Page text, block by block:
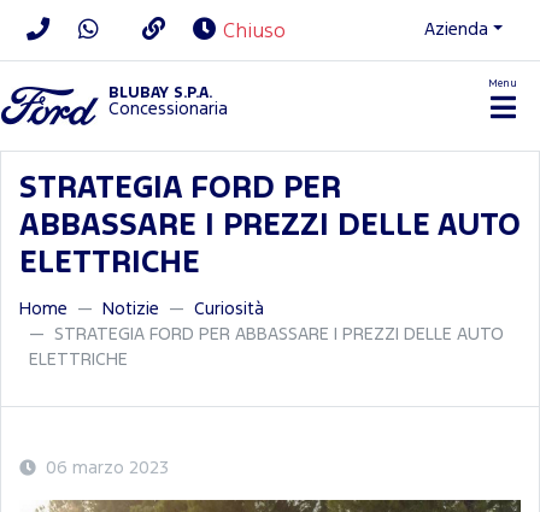
Chiuso Azienda
BLUBAY S.P.A.
Concessionaria
Menu
STRATEGIA FORD PER
ABBASSARE I PREZZI DELLE AUTO
ELETTRICHE
Home Notizie
Curiosità
STRATEGIA FORD PER ABBASSARE I PREZZI DELLE AUTO
ELETTRICHE
06 marzo 2023